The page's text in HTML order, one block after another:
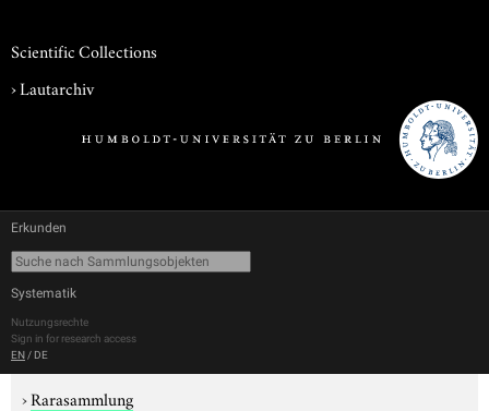
Scientific Collections
›Lautarchiv
Erkunden
Systematik
Nutzungsrechte
Sign in for research access
EN / DE
›Rarasammlung